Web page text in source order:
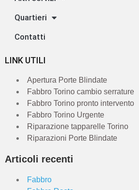
Quartieri
Contatti
LINK UTILI
Apertura Porte Blindate
Fabbro Torino cambio serrature
Fabbro Torino pronto intervento
Fabbro Torino Urgente
Riparazione tapparelle Torino
Riparazioni Porte Blindate
Articoli recenti
Fabbro